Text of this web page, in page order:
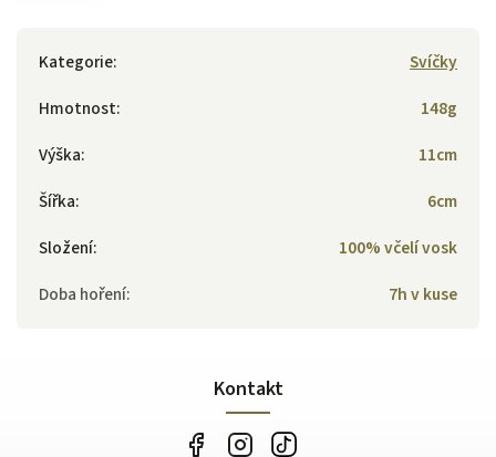
Kategorie:
Svíčky
Hmotnost:
148g
Výška:
11cm
Šířka:
6cm
Složení:
100% včelí vosk
Doba hoření: 7h v kuse
Kontakt